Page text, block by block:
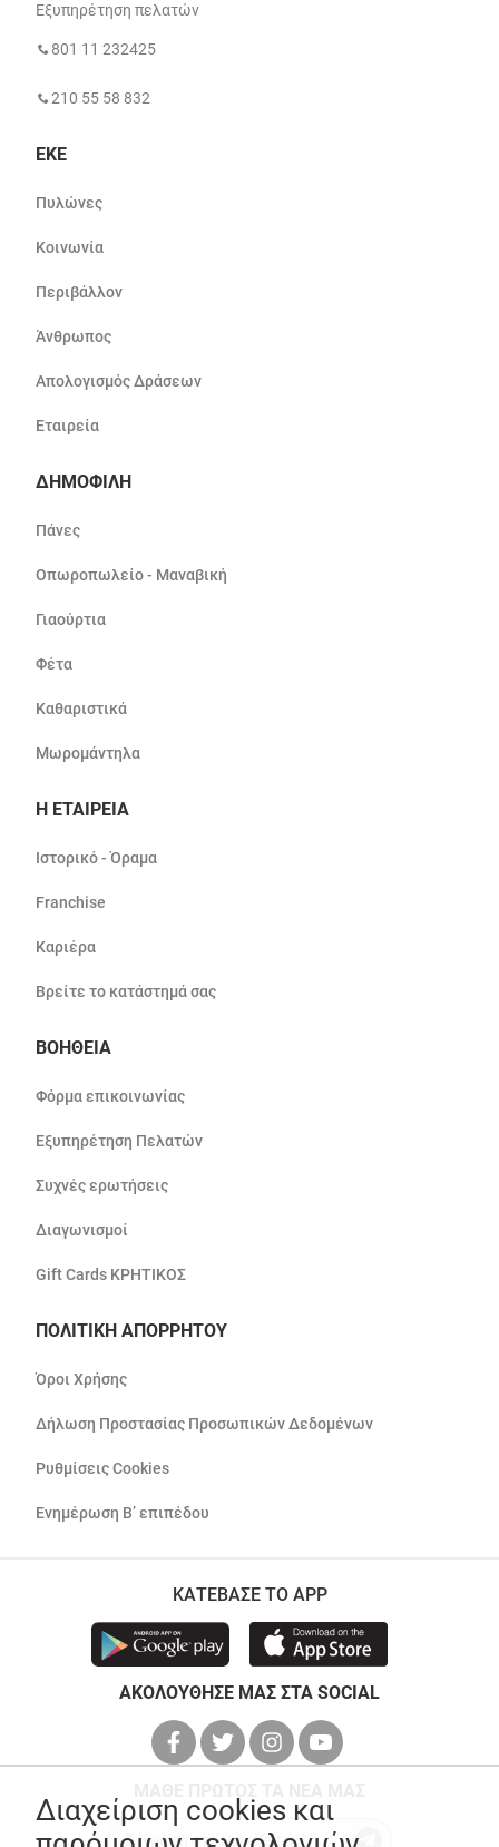
Εξυπηρέτηση πελατών
801 11 232425
210 55 58 832
ΕΚΕ
Πυλώνες
Κοινωνία
Περιβάλλον
Άνθρωπος
Απολογισμός Δράσεων
Εταιρεία
ΔΗΜΟΦΙΛΗ
Πάνες
Οπωροπωλείο - Μαναβική
Γιαούρτια
Φέτα
Καθαριστικά
Μωρομάντηλα
Η ΕΤΑΙΡΕΙΑ
Ιστορικό - Όραμα
Franchise
Καριέρα
Βρείτε το κατάστημά σας
ΒΟΗΘΕΙΑ
Φόρμα επικοινωνίας
Εξυπηρέτηση Πελατών
Συχνές ερωτήσεις
Διαγωνισμοί
Gift Cards ΚΡΗΤΙΚΟΣ
ΠΟΛΙΤΙΚΗ ΑΠΟΡΡΗΤΟΥ
Όροι Χρήσης
Δήλωση Προστασίας Προσωπικών Δεδομένων
Ρυθμίσεις Cookies
Ενημέρωση Β’ επιπέδου
ΚΑΤΕΒΑΣΕ ΤΟ APP
ΑΚΟΛΟΥΘΗΣΕ ΜΑΣ ΣΤΑ SOCIAL
Διαχείριση cookies και